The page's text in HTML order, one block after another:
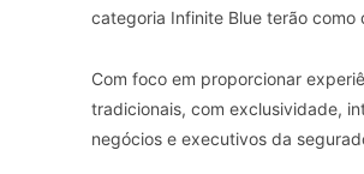
categoria Infinite Blue terão como
Com foco em proporcionar
tradicionais, com exclusividade,
negócios e executivos da